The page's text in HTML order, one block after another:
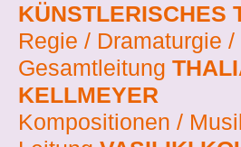
KÜNSTLERISCHES
Regie / Dramaturgie /
Gesamtleitung
KELLMEYER
Kompositionen /